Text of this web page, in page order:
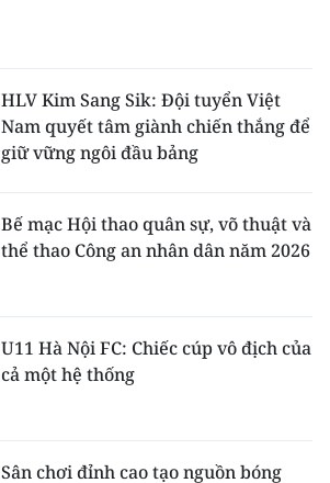
HLV Kim Sang Sik: Đội tuyển Việt
Nam quyết tâm giành chiến thắng để
giữ vững ngôi đầu bảng
Bế mạc Hội thao quân sự, võ thuật và
thể thao Công an nhân dân năm 2026
U11 Hà Nội FC: Chiếc cúp vô địch của
cả một hệ thống
Sân chơi đỉnh cao tạo nguồn bóng